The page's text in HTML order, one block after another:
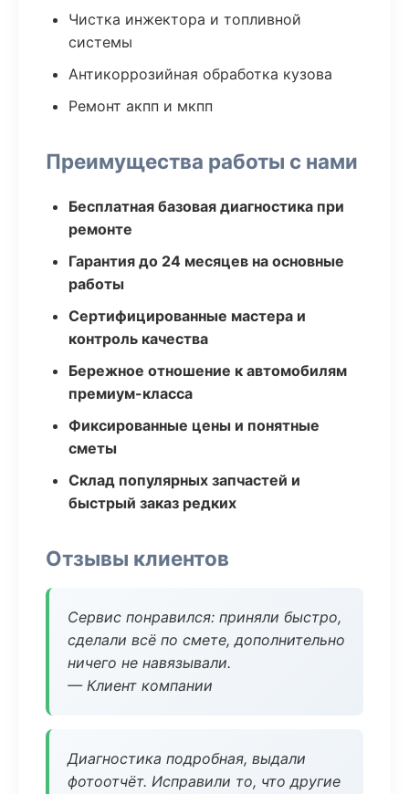
Чистка инжектора и топливной
системы
Антикоррозийная обработка кузова
Ремонт акпп и мкпп
Преимущества работы с нами
Бесплатная базовая диагностика при
ремонте
Гарантия до 24 месяцев на основные
работы
Сертифицированные мастера и
контроль качества
Бережное отношение к автомобилям
премиум-класса
Фиксированные цены и понятные
сметы
Склад популярных запчастей и
быстрый заказ редких
Отзывы клиентов
Сервис понравился: приняли быстро,
сделали всё по смете, дополнительно
ничего не навязывали.
— Клиент компании
Диагностика подробная, выдали
фотоотчёт. Исправили то, что другие